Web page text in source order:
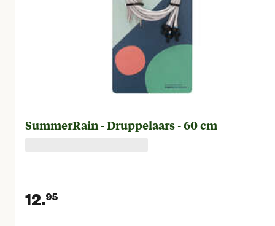
SummerRain - Druppelaars - 60 cm
12.95